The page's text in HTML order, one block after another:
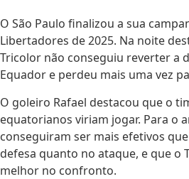
O São Paulo finalizou a sua
Libertadores de 2025. Na noite
Tricolor não conseguiu reverter a
Equador e perdeu mais uma vez
O goleiro Rafael destacou que o
equatorianos viriam jogar. Para o
conseguiram ser mais efetivos
defesa quanto no ataque, e que o
melhor no confronto.